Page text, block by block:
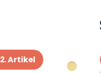
Artikel